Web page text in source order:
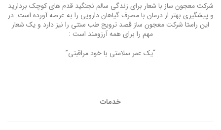
شرکت معجون ساز با شعار برای زندگی سالم نجنگید قدم های کوچک بردارید
و پیشگیری بهتر از درمان با مصرف گیاهان دارویی را به عرصه آورده است. در
این راستا شرکت معجون ساز قصد ترویج طب سنتی را نیز دارد و یک شعار
مهم را برای همه آرزومند است :
“یک عمر سلامتی با خود مراقبتی”
خدمات